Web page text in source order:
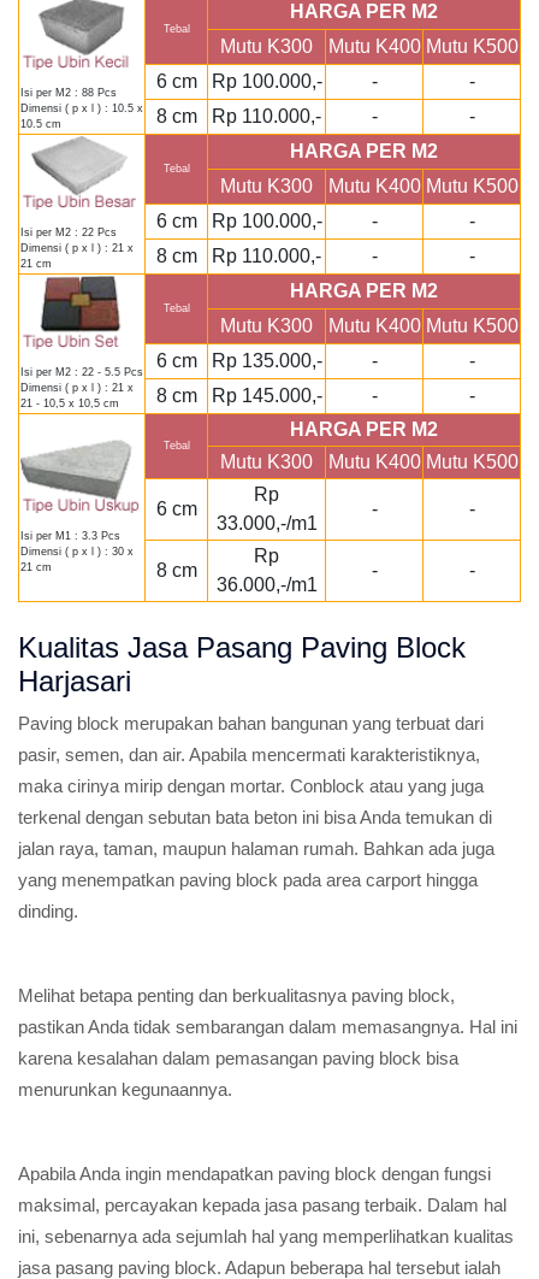
Isi per M2 : 88 Pcs
Dimensi ( p x l ) : 10.5 x
10.5 cm
Tebal
HARGA PER M2
Mutu K300
Mutu K400 Mutu K500
6 cm
Rp 100.000,- -
-
8 cm
Rp 110.000,- - -
Isi per M2 : 22 Pcs
Dimensi ( p x l ) : 21 x
21 cm
Tebal
HARGA PER M2
Mutu K300
Mutu K400 Mutu K500
6 cm
Rp 100.000,- -
-
8 cm
Rp 110.000,- - -
Isi per M2 : 22 - 5.5 Pcs
Dimensi ( p x l ) : 21 x
21 - 10,5 x 10,5 cm
Tebal
HARGA PER M2
Mutu K300
Mutu K400 Mutu K500
6 cm
Rp 135.000,- -
-
8 cm
Rp 145.000,- - -
Isi per M1 : 3.3 Pcs
Dimensi ( p x l ) : 30 x
21 cm
Tebal
HARGA PER M2
Mutu K300
Mutu K400 Mutu K500
6 cm
Rp
33.000,-/m1
- -
8 cm
Rp
36.000,-/m1
- -
Kualitas Jasa Pasang Paving Block
Harjasari
Paving block merupakan bahan bangunan yang terbuat dari
pasir, semen, dan air. Apabila mencermati karakteristiknya,
maka cirinya mirip dengan mortar. Conblock atau yang juga
terkenal dengan sebutan bata beton ini bisa Anda temukan di
jalan raya, taman, maupun halaman rumah. Bahkan ada juga
yang menempatkan paving block pada area carport hingga
dinding.
Melihat betapa penting dan berkualitasnya paving block,
pastikan Anda tidak sembarangan dalam memasangnya. Hal ini
karena kesalahan dalam pemasangan paving block bisa
menurunkan kegunaannya.
Apabila Anda ingin mendapatkan paving block dengan fungsi
maksimal, percayakan kepada jasa pasang terbaik. Dalam hal
ini, sebenarnya ada sejumlah hal yang memperlihatkan kualitas
jasa pasang paving block. Adapun beberapa hal tersebut ialah